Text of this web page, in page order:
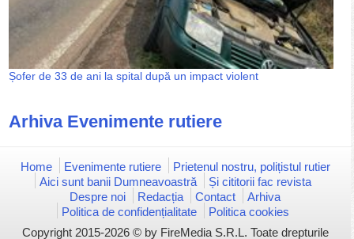
Șofer de 33 de ani la spital după un impact violent
Arhiva Evenimente rutiere
Home Evenimente rutiere
Prietenul nostru, polițistul rutier
Aici sunt banii Dumneavoastră
Și cititorii fac revista
Despre noi
Redacția Contact
Arhiva
Politica de confidențialitate
Politica cookies
Copyright 2015-2026 © by FireMedia S.R.L. Toate drepturile